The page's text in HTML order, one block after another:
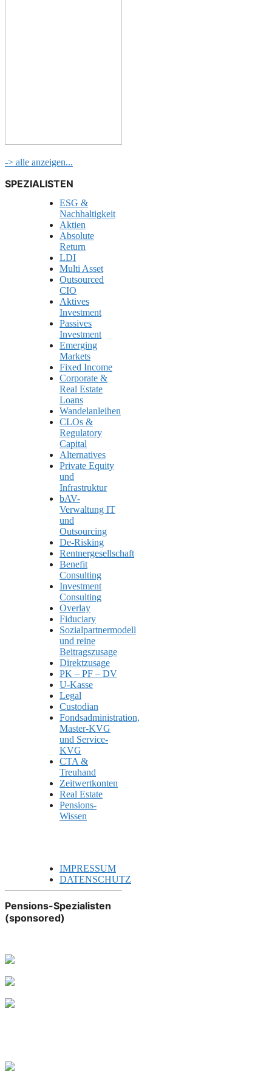
-> alle anzeigen...
SPEZIALISTEN
ESG &
Nachhaltigkeit
Aktien
Absolute
Return
LDI
Multi Asset
Outsourced
CIO
Aktives
Investment
Passives
Investment
Emerging
Markets
Fixed Income
Corporate &
Real Estate
Loans
Wandelanleihen
CLOs &
Regulatory
Capital
Alternatives
Private Equity
und
Infrastruktur
bAV-
Verwaltung IT
und
Outsourcing
De-Risking
Rentnergesellschaft
Benefit
Consulting
Investment
Consulting
Overlay
Fiduciary
Sozialpartnermodell
und reine
Beitragszusage
Direktzusage
PK – PF – DV
U-Kasse
Legal
Custodian
Fondsadministration,
Master-KVG
und Service-
KVG
CTA &
Treuhand
Zeitwertkonten
Real Estate
Pensions-
Wissen
IMPRESSUM
DATENSCHUTZ
Pensions-Spezialisten
(sponsored)